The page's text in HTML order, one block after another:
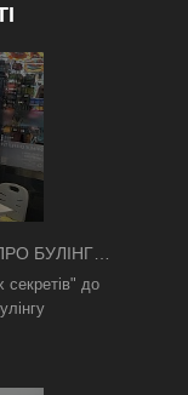
БУЛІНГ
до